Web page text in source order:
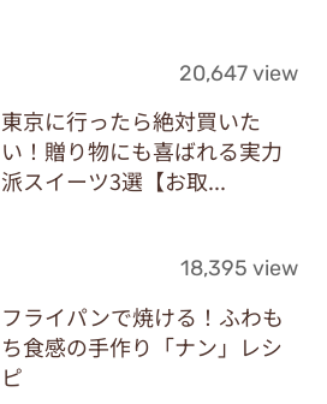
20,647 view
東京に行ったら絶対買いた
い！贈り物にも喜ばれる実力
派スイーツ3選【お取...
18,395 view
フライパンで焼ける！ふわも
ち食感の手作り「ナン」レシ
ピ